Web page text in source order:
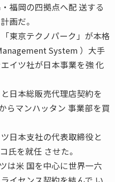
福岡の四拠点へ配 送する
画だ。
東京テクノパーク」が本格
System ）大手
イツ社が日本事業を強 化
日本総販売代理店契約を
らマンハッタン 事業部を買
日本支社の代表取締役と
氏を就任 させた。
は米 国を中心に世界一六